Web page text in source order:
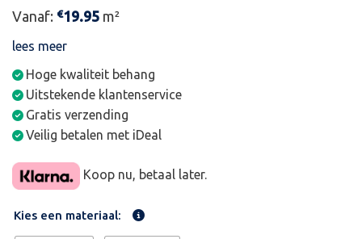
Vanaf: €19.95 m²
lees meer
Hoge kwaliteit behang
Uitstekende klantenservice
Gratis verzending
Veilig betalen met iDeal
Koop nu, betaal later.
Kies een materiaal: